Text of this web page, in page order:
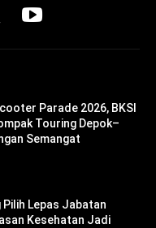
Parade 2026, BKSI
Touring Depok–
Semangat
Pilih Lepas Jabatan
Kesehatan Jadi